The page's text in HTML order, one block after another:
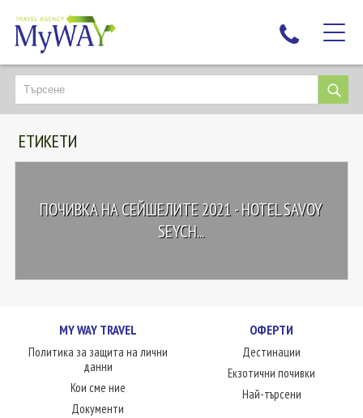
НАЙ-ТЪРСЕНИ
ДЕСТИНАЦИИ
ЕКЗОТИЧНИ ПОЧИВКИ
ЛЮБОПИТНО
КОНТАКТИ
ЕТИКЕТИ
ПОЧИВКА НА СЕЙШЕЛИТЕ 2021 - HOTEL SAVOY
SEYCH...
MY WAY TRAVEL
Политика за защита на лични
данни
Кои сме ние
Документи
ОФЕРТИ
Дестинации
Екзотични почивки
Най-търсени